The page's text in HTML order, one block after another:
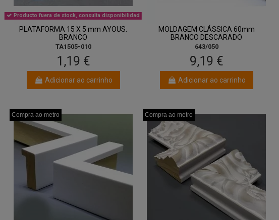
Producto fuera de stock, consulta disponibilidad
PLATAFORMA 15 X 5 mm AYOUS.
BRANCO
TA1505-010
1,19 €
Adicionar ao carrinho
MOLDAGEM CLÁSSICA 60mm
BRANCO DESCARADO
643/050
9,19 €
Adicionar ao carrinho
Compra ao metro
Compra ao metro
Compra ao metro Compra ao metro
Compra ao metro
Compra ao metro